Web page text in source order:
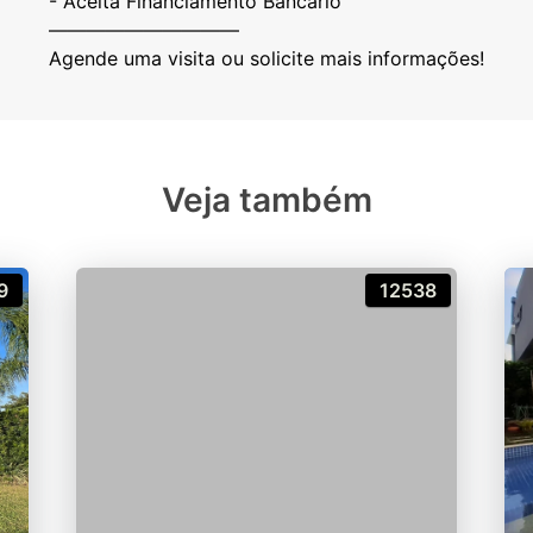
——————————
Veja também
12538